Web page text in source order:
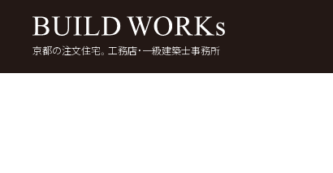
京都の注文住宅。工務店・一級建築士事務所